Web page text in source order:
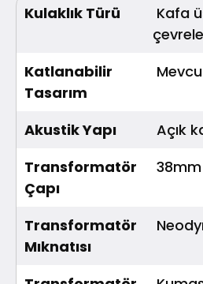
Kulaklık Türü
Kafa
Katlanabilir
Tasarım
Akustik Yapı
Açık
Transformatör
Çapı
38mm
Transformatör
Mıknatısı